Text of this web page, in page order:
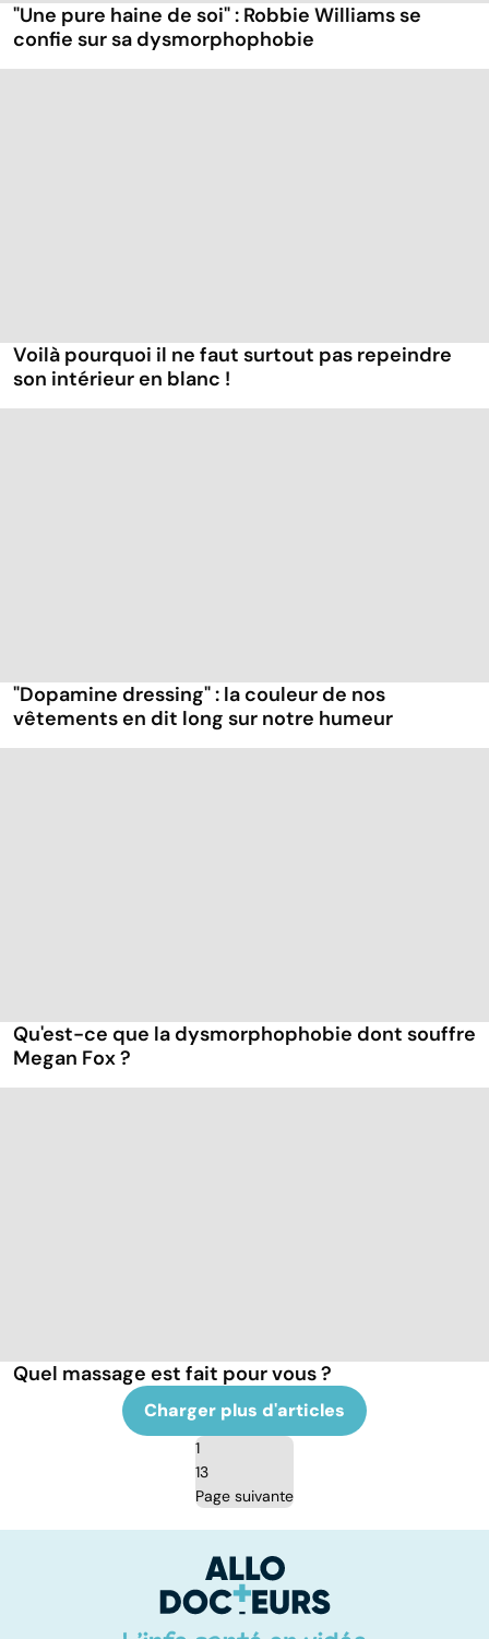
"Une pure haine de soi" : Robbie Williams se
confie sur sa dysmorphophobie
Voilà pourquoi il ne faut surtout pas repeindre
son intérieur en blanc !
"Dopamine dressing" : la couleur de nos
vêtements en dit long sur notre humeur
Qu'est-ce que la dysmorphophobie dont souffre
Megan Fox ?
Quel massage est fait pour vous ?
Charger plus d'articles
1
13
Page suivante